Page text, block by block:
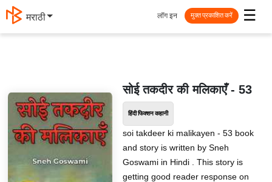
मराठी ☰
लॉग इन मुक्त प्रकाशित करें
सोई तकदीर की मलिकाएँ - 53
हिंदी फिक्शन कहानी
soi takdeer ki malikayen - 53 book
and story is written by Sneh
Goswami in Hindi . This story is
getting good reader response on